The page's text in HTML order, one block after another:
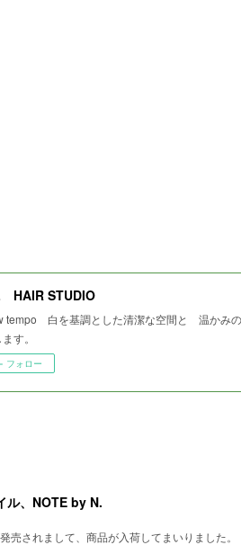
HAIR STUDIO
tempo 白を基調とした清潔な空間と 温かみの
す。
フォロー
ル、NOTE by N.
売されまして、商品が入荷してまいりました。